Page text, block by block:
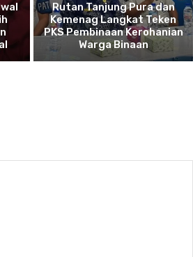
Rutan Tanjung Pura dan
Kemenag Langkat Teken
PKS Pembinaan Kerohanian
Warga Binaan